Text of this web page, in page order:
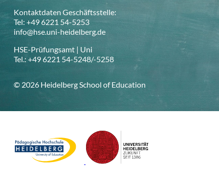
Kontaktdaten Geschäftsstelle:
Tel: +49 6221 54-5253
info@hse.uni-heidelberg.de
HSE-Prüfungsamt | Uni
Tel.: +49 6221 54-5248/-5258
© 2026 Heidelberg School of Education